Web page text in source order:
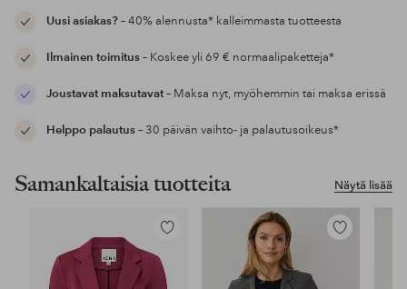
Uusi asiakas?– 40% alennusta* kalleimmasta tuotteesta
Ilmainen toimitus– Koskee yli 69 € normaalipaketteja*
Joustavat maksutavat– Maksa nyt, myöhemmin tai maksa erissä
Helppo palautus– 30 päivän vaihto- ja palautusoikeus*
Näytä lisää
Samankaltaisia tuotteita
Lisää
suosikkeihin
Lisää